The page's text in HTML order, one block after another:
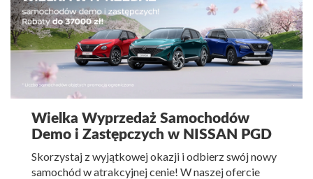
Wielka Wyprzedaż Samochodów
Demo i Zastępczych w NISSAN PGD
Skorzystaj z wyjątkowej okazji i odbierz swój nowy
samochód w atrakcyjnej cenie! W naszej ofercie